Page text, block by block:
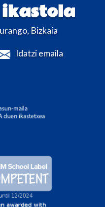
Bizkaia
Idatzi emaila